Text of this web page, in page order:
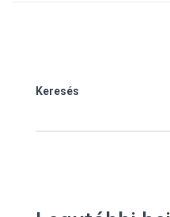
Keresés